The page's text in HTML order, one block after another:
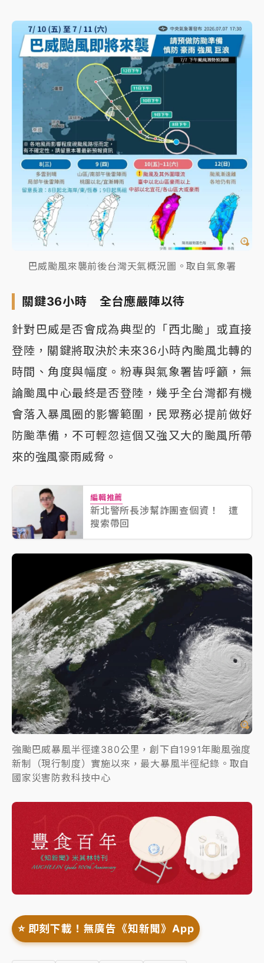
巴威颱風來襲前後台灣天氣概況圖。取自氣象署
關鍵36小時 全台應嚴陣以待
針對巴威是否會成為典型的「西北颱」或直接
登陸，關鍵將取決於未來36小時內颱風北轉的
時間、角度與幅度。粉專與氣象署皆呼籲，無
論颱風中心最終是否登陸，幾乎全台灣都有機
會落入暴風圈的影響範圍，民眾務必提前做好
防颱準備，不可輕忽這個又強又大的颱風所帶
來的強風豪雨威脅。
編輯推薦
新北警所長涉幫詐團查個資！ 遭
搜索帶回
強颱巴威暴風半徑達380公里，創下自1991年颱風強度
新制（現行制度）實施以來，最大暴風半徑紀錄。取自
國家災害防救科技中心
⭐️ 即刻下載！無廣告《知新聞》App